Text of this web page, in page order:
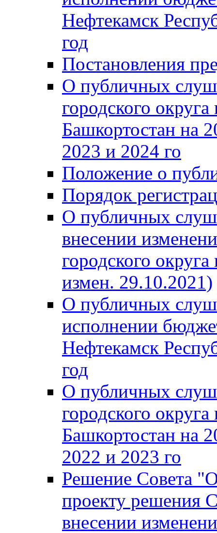
Нефтекамск
год
Постановления
О публичных
городского
Башкортостан на
2023 и 2024 го
Положение о
Порядок
О публичных
внесении
городского
измен. 29.10.2021)
О публичных
исполнении
Нефтекамск
год
О публичных
городского
Башкортостан на
2022 и 2023 го
Решение Совета
проекту решения
внесении